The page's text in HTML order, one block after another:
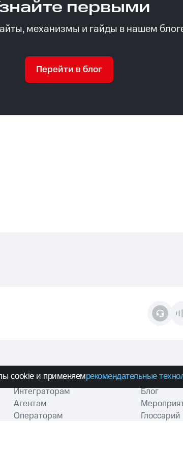
cookie и применяемрекомендательные
первыми
механизмы и гайды в нашем
Перейти в блог
ПАРТНЕРАМ
Интеграторам
Агентам
Операторам
РЕСУРСЫ
Блог
Глоссарий